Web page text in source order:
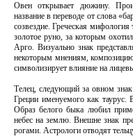
Овен открывает дюжину.
название в переводе от слова
созвездие. Греческая
золотое руно, за которым
Арго. Визуально знак
некоторым мнениям,
символизирует влияние на
Телец, следующий за овном
Греции именуемого как
Образ белого быка любил
небес на землю. Внешне знак
рогами. Астрологи отводят